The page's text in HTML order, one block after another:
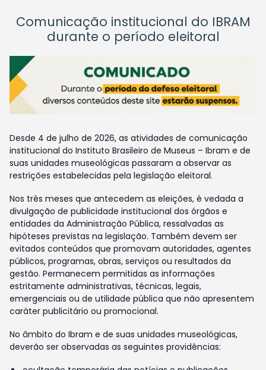
Comunicação institucional do IBRAM
durante o período eleitoral
Desde 4 de julho de 2026, as atividades de comunicação
institucional do Instituto Brasileiro de Museus – Ibram e de
suas unidades museológicas passaram a observar as
restrições estabelecidas pela legislação eleitoral.
Nos três meses que antecedem as eleições, é vedada a
divulgação de publicidade institucional dos órgãos e
entidades da Administração Pública, ressalvadas as
hipóteses previstas na legislação. Também devem ser
evitados conteúdos que promovam autoridades, agentes
públicos, programas, obras, serviços ou resultados da
gestão. Permanecem permitidas as informações
estritamente administrativas, técnicas, legais,
emergenciais ou de utilidade pública que não apresentem
caráter publicitário ou promocional.
No âmbito do Ibram e de suas unidades museológicas,
deverão ser observadas as seguintes providências: